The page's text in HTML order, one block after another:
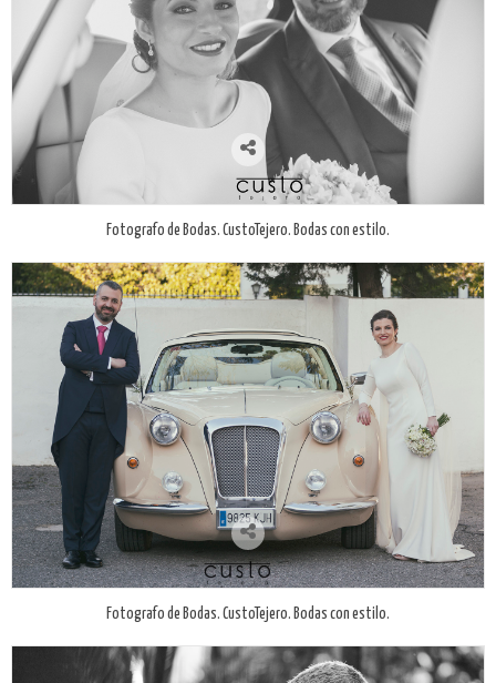
Fotografo de Bodas. CustoTejero. Bodas con estilo.
Fotografo de Bodas. CustoTejero. Bodas con estilo.